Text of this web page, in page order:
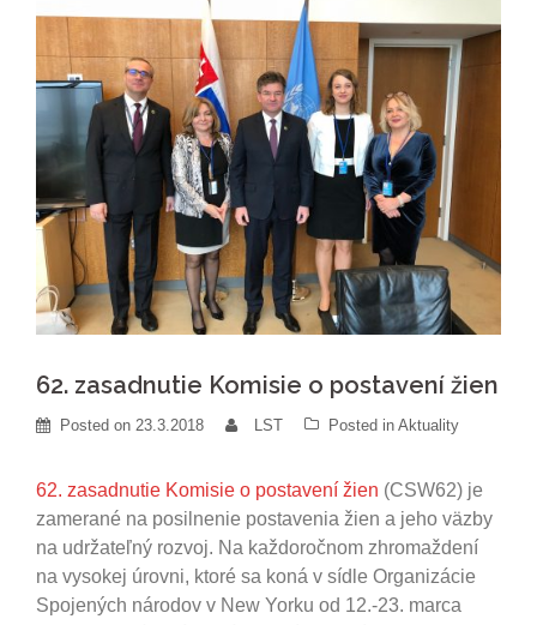
62. zasadnutie Komisie o postavení žien
Posted on 23.3.2018 LST Posted in Aktuality
62. zasadnutie Komisie o postavení žien (CSW62) je
zamerané na posilnenie postavenia žien a jeho väzby
na udržateľný rozvoj. Na každoročnom zhromaždení
na vysokej úrovni, ktoré sa koná v sídle Organizácie
Spojených národov v New Yorku od 12.-23. marca